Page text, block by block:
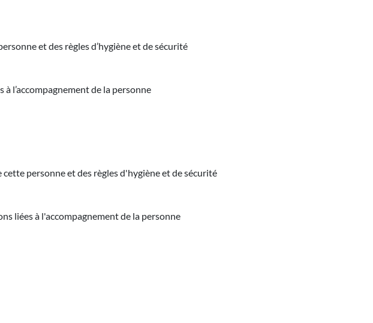
et des règles d’hygiène et de sécurité
l’accompagnement de la personne
personne et des règles d'hygiène et de sécurité
liées à l'accompagnement de la personne